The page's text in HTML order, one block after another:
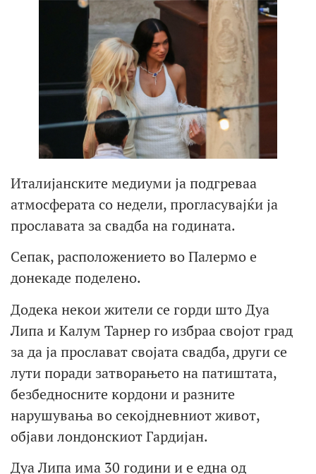
Италијанските медиуми ја подгреваа
атмосферата со недели, прогласувајќи ја
прославата за свадба на годината.
Сепак, расположението во Палермо е
донекаде поделено.
Додека некои жители се горди што Дуа
Липа и Калум Тарнер го избраа својот град
за да ја прослават својата свадба, други се
лути поради затворањето на патиштата,
безбедносните кордони и разните
нарушувања во секојдневниот живот,
објави лондонскиот Гардијан.
Дуа Липа има 30 години и е една од